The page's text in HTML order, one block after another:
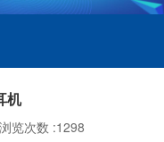
机
浏览次数 :1298